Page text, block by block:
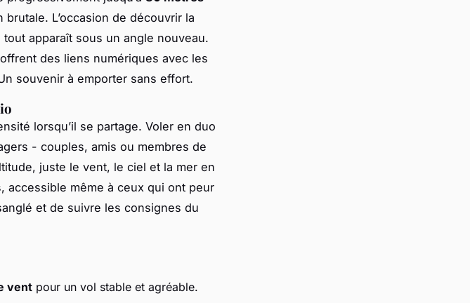
L’occasion de découvrir la
apparaît sous un angle nouveau.
des liens numériques avec les
souvenir à emporter sans effort.
lorsqu’il se partage. Voler en duo
- couples, amis ou membres de
juste le vent, le ciel et la mer en
accessible même à ceux qui ont peur
et de suivre les consignes du
vent pour un vol stable et agréable.